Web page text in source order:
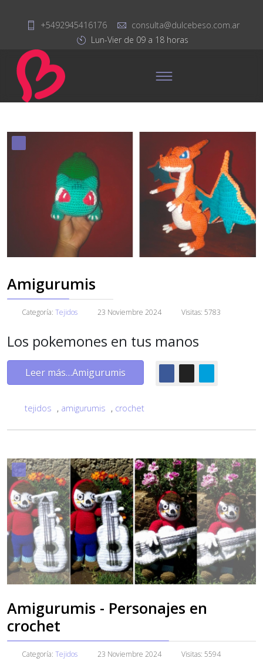
+5492945416176
consulta@dulcebeso.com.ar
Lun-Vier de 09 a 18 horas
Amigurumis
Categoría: Tejidos 23 Noviembre 2024 Visitas: 5783
Los pokemones en tus manos
Leer más…Amigurumis
tejidos , amigurumis , crochet
Amigurumis - Personajes en
crochet
Categoría: Tejidos 23 Noviembre 2024 Visitas: 5594